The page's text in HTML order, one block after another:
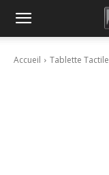
Accueil Tablette Tactile